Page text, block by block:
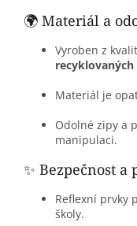
🌍 Materiál a
Vyroben z
recyklovaných
Materiál je
Odolné zipy a
manipulaci.
✨ Bezpečnost
Reflexní prvky
školy.